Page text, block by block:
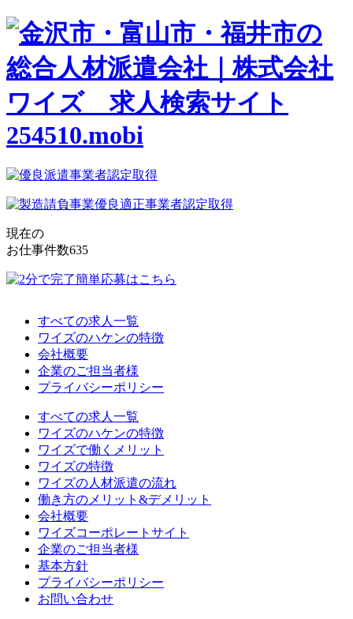
現在の
お仕事件数635
すべての求人一覧
ワイズのハケンの特徴
会社概要
企業のご担当者様
プライバシーポリシー
すべての求人一覧
ワイズのハケンの特徴
ワイズで働くメリット
ワイズの特徴
ワイズの人材派遣の流れ
働き方のメリット&デメリット
会社概要
ワイズコーポレートサイト
企業のご担当者様
基本方針
プライバシーポリシー
お問い合わせ